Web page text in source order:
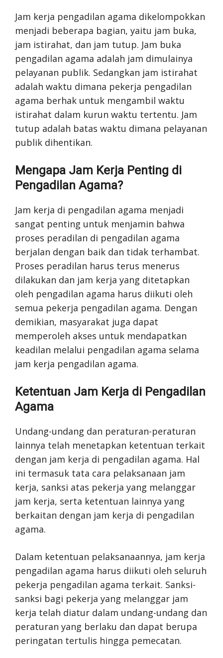
Jam kerja pengadilan agama dikelompokkan
menjadi beberapa bagian, yaitu jam buka,
jam istirahat, dan jam tutup. Jam buka
pengadilan agama adalah jam dimulainya
pelayanan publik. Sedangkan jam istirahat
adalah waktu dimana pekerja pengadilan
agama berhak untuk mengambil waktu
istirahat dalam kurun waktu tertentu. Jam
tutup adalah batas waktu dimana pelayanan
publik dihentikan.
Mengapa Jam Kerja Penting di
Pengadilan Agama?
Jam kerja di pengadilan agama menjadi
sangat penting untuk menjamin bahwa
proses peradilan di pengadilan agama
berjalan dengan baik dan tidak terhambat.
Proses peradilan harus terus menerus
dilakukan dan jam kerja yang ditetapkan
oleh pengadilan agama harus diikuti oleh
semua pekerja pengadilan agama. Dengan
demikian, masyarakat juga dapat
memperoleh akses untuk mendapatkan
keadilan melalui pengadilan agama selama
jam kerja pengadilan agama.
Ketentuan Jam Kerja di Pengadilan
Agama
Undang-undang dan peraturan-peraturan
lainnya telah menetapkan ketentuan terkait
dengan jam kerja di pengadilan agama. Hal
ini termasuk tata cara pelaksanaan jam
kerja, sanksi atas pekerja yang melanggar
jam kerja, serta ketentuan lainnya yang
berkaitan dengan jam kerja di pengadilan
agama.
Dalam ketentuan pelaksanaannya, jam kerja
pengadilan agama harus diikuti oleh seluruh
pekerja pengadilan agama terkait. Sanksi-
sanksi bagi pekerja yang melanggar jam
kerja telah diatur dalam undang-undang dan
peraturan yang berlaku dan dapat berupa
peringatan tertulis hingga pemecatan.